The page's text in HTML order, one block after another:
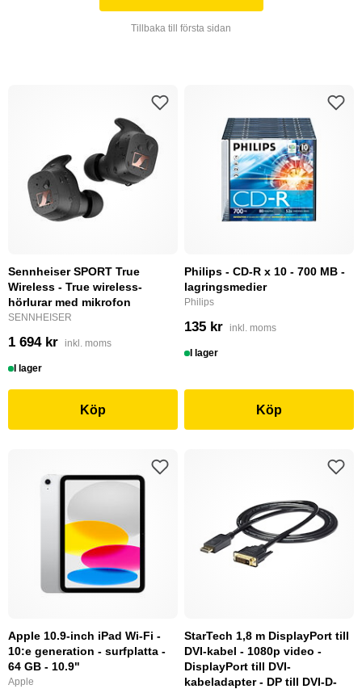
Tillbaka till första sidan
Sennheiser SPORT True
Wireless - True wireless-
hörlurar med mikrofon
SENNHEISER
1 694 kr inkl. moms
I lager
Köp
Philips - CD-R x 10 - 700 MB -
lagringsmedier
Philips
135 kr inkl. moms
I lager
Köp
Apple 10.9-inch iPad Wi-Fi -
10:e generation - surfplatta -
64 GB - 10.9"
Apple
StarTech 1,8 m DisplayPort till
DVI-kabel - 1080p video -
DisplayPort till DVI-
kabeladapter - DP till DVI-D-